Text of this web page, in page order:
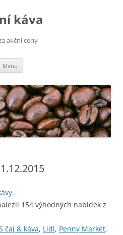
káva
akční ceny
Menu
.
154 výhodných nabídek z
čaj & káva, Lidl, Penny Market,